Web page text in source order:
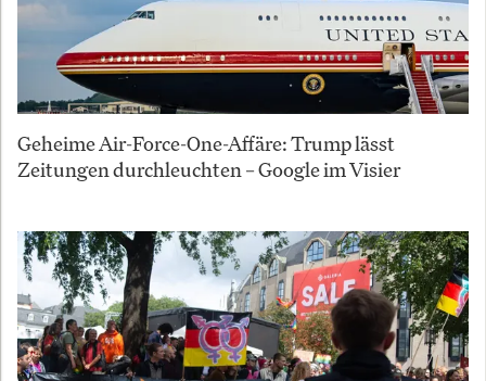
Geheime Air-Force-One-Affäre: Trump lässt
Zeitungen durchleuchten – Google im Visier